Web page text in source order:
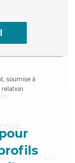
soumise à
Louise a 7 ans